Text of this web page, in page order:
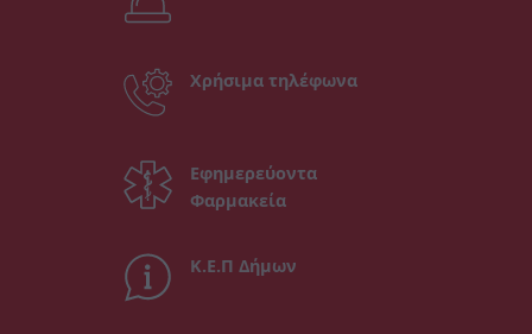
Χρήσιμα τηλέφωνα
Εφημερεύοντα
Φαρμακεία
Κ.Ε.Π Δήμων